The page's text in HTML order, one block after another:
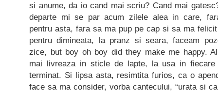
si anume, da io cand mai scriu? Cand mai
departe mi se par acum zilele alea in care,
pentru asta, fara sa ma pup pe cap si sa ma
pentru dimineata, la pranz si seara, faceam
zice, but boy oh boy did they make me happy.
mai livreaza in sticle de lapte, la usa in fiecare
terminat. Si lipsa asta, resimtita furios, ca o
face sa ma consider, vorba cantecului, “urata si